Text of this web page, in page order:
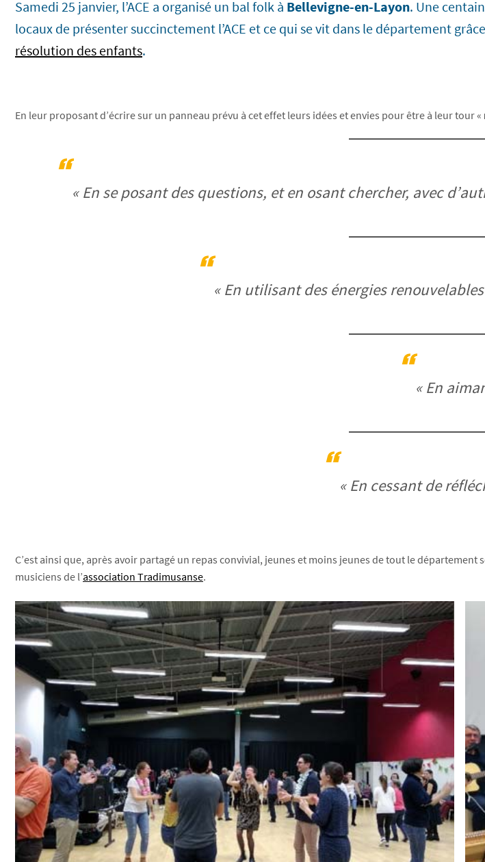
Samedi 25 janvier, l’ACE a organisé un bal folk à Bellevigne-en-Layon. Une
locaux de présenter succinctement l’ACE et ce qui se vit dans le département
résolution des enfants.
En leur proposant d’écrire sur un panneau prévu à cet effet leurs idées et envies pour être à leur tour «
« En se posant des questions, et en osant chercher, avec
« En utilisant des énergies
« En
« En cessant de
C’est ainsi que, après avoir partagé un repas convivial, jeunes et moins jeunes de tout le
musiciens de l’association Tradimusanse.